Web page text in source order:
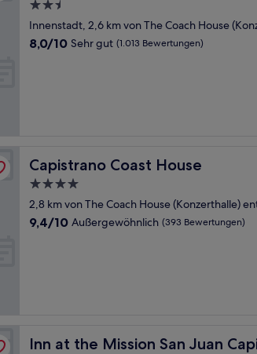
2.5-
Sterne-
Unterkunft
Innenstadt, 2,6 km von The Coach House
8.0
8,0/10 Sehr gut (1.013 Bewertungen)
Capistrano Coast House
Capistrano Coast House
4.0-
Sterne-
Unterkunft
2,8 km von The Coach House (Konzerthalle)
9.4
9,4/10 Außergewöhnlich (393 Bewertungen)
Inn at the Mission San Juan
Inn at the Mission San Juan
Collection by Marriott